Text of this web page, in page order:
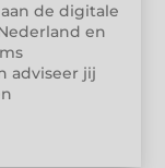
de digitale
en
adviseer jij